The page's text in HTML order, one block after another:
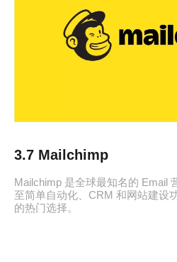
3.7 Mailchimp
Mailchimp 是全球最知名的 Email
至简单自动化、CRM 和网站建设
的热门选择。